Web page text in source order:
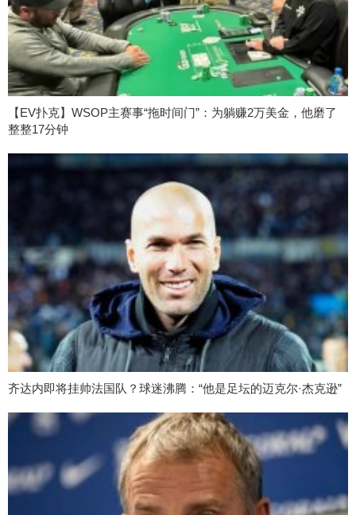
【EV扑克】WSOP主赛事“拖时间门”：为躺赚2万美金，他磨了
整整17分钟
齐达内即将挂帅法国队？球迷沸腾：“他是足坛的迈克尔·杰克逊”